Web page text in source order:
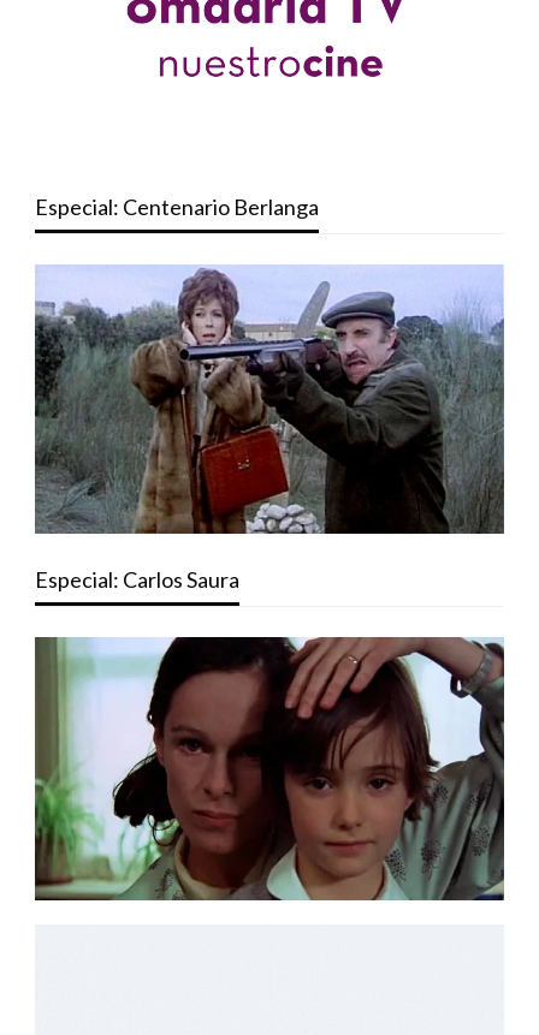
Especial: Centenario Berlanga
Especial: Carlos Saura